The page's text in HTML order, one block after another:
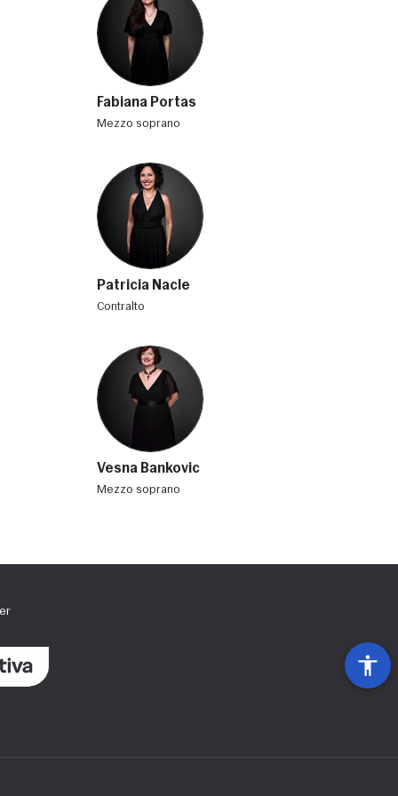
Fabiana Portas
mezzo soprano
Patricia Nacle
contralto
Vesna Bankovic
mezzo soprano